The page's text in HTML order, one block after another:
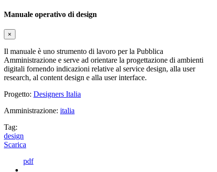
Manuale operativo di design
×
Il manuale è uno strumento di lavoro per la Pubblica
Amministrazione e serve ad orientare la progettazione di ambienti
digitali fornendo indicazioni relative al service design, alla user
research, al content design e alla user interface.
Progetto: Designers Italia
Amministrazione: italia
Tag:
design
Scarica
pdf